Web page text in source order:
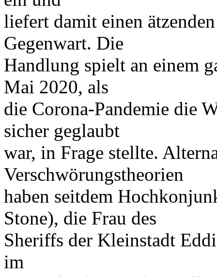
liefert damit einen
Gegenwart. Die
Handlung spielt an einem
Mai 2020, als
die Corona-Pandemie die
sicher geglaubt
war, in Frage stellte.
Verschwörungstheorien
haben seitdem
Stone), die Frau des
Sheriffs der Kleinstadt
im